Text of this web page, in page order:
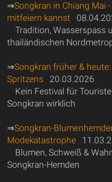
⇒Songkran in Chiang Mai
mitfeiern kannst
Tradition, Wasserspass
thailändischen
⇒Songkran früher &
Spritzens 20.03.2026
Kein Festival für
Songkran wirklich
⇒Songkran-
Modekatastrophe
Blumen, Schweiß &
Songkran-Hemden